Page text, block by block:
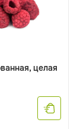
целая